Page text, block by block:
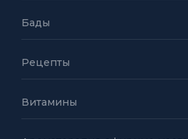
Бады
Рецепты
Витамины